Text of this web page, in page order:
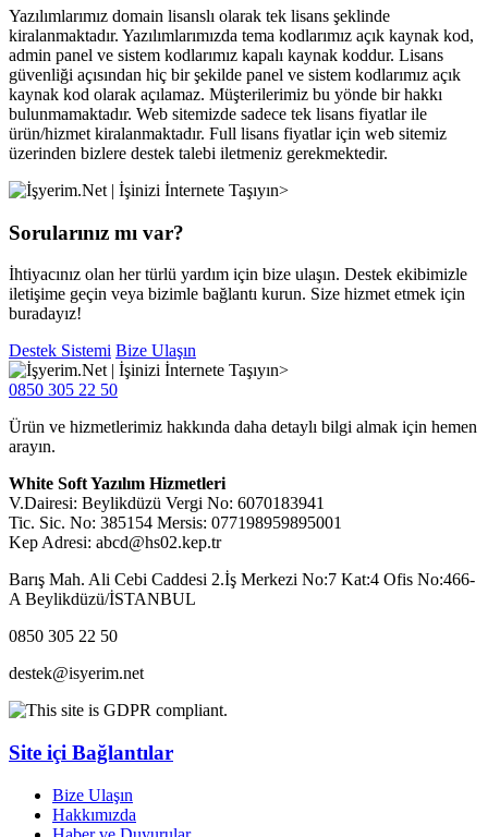
Yazılımlarımız domain lisanslı olarak tek lisans şeklinde
kiralanmaktadır. Yazılımlarımızda tema kodlarımız açık kaynak kod,
admin panel ve sistem kodlarımız kapalı kaynak koddur. Lisans
güvenliği açısından hiç bir şekilde panel ve sistem kodlarımız açık
kaynak kod olarak açılamaz. Müşterilerimiz bu yönde bir hakkı
bulunmamaktadır. Web sitemizde sadece tek lisans fiyatlar ile
ürün/hizmet kiralanmaktadır. Full lisans fiyatlar için web sitemiz
üzerinden bizlere destek talebi iletmeniz gerekmektedir.
Sorularınız mı var?
İhtiyacınız olan her türlü yardım için bize ulaşın. Destek ekibimizle
iletişime geçin veya bizimle bağlantı kurun. Size hizmet etmek için
buradayız!
Destek Sistemi Bize Ulaşın
0850 305 22 50
Ürün ve hizmetlerimiz hakkında daha detaylı bilgi almak için hemen
arayın.
White Soft Yazılım Hizmetleri
V.Dairesi: Beylikdüzü Vergi No: 6070183941
Tic. Sic. No: 385154 Mersis: 077198959895001
Kep Adresi: abcd@hs02.kep.tr
Barış Mah. Ali Cebi Caddesi 2.İş Merkezi No:7 Kat:4 Ofis No:466-
A Beylikdüzü/İSTANBUL
0850 305 22 50
destek@isyerim.net
Site içi Bağlantılar
Bize Ulaşın
Hakkımızda